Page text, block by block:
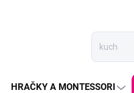
HRAČKY A MONTESSORI